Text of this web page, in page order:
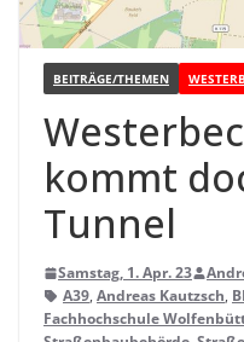
BEITRÄGE/THEMEN
kommt
Tunnel
Samstag, 1. Apr. 23
A39, Andreas Kautzsch,
Fachhochschule